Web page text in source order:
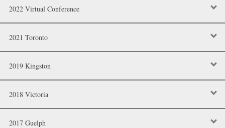
2022 Virtual Conference
2021 Toronto
2019 Kingston
2018 Victoria
2017 Guelph